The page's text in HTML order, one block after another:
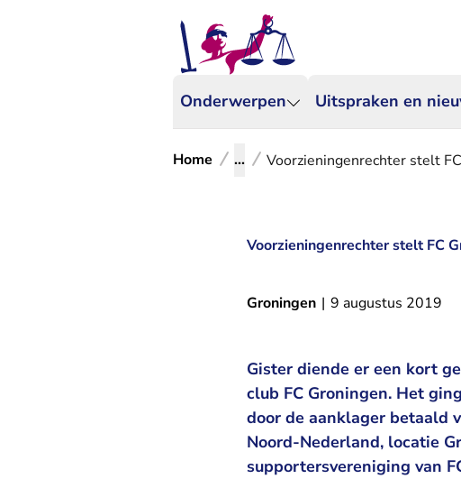
Onderwerpen Uitspraken en
Home ... Voorzieningenrechter stelt
Voorzieningenrechter stelt FC
Groningen | 9 augustus 2019
Gister diende er een kort
club FC Groningen. Het
door de aanklager betaald
Noord-Nederland, locatie
supportersvereniging van